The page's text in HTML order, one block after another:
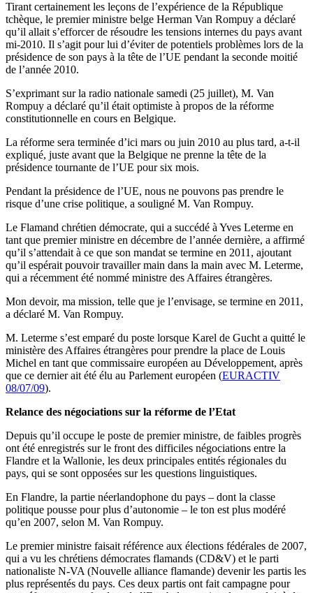
Tirant certainement les leçons de l’expérience de la République
tchèque, le premier ministre belge Herman Van Rompuy a déclaré
qu’il allait s’efforcer de résoudre les tensions internes du pays avant
mi-2010. Il s’agit pour lui d’éviter de potentiels problèmes lors de la
présidence de son pays à la tête de l’UE pendant la seconde moitié
de l’année 2010.
S’exprimant sur la radio nationale samedi (25 juillet), M. Van
Rompuy a déclaré qu’il était optimiste à propos de la réforme
constitutionnelle en cours en Belgique.
La réforme sera terminée d’ici mars ou juin 2010 au plus tard, a-t-il
expliqué, juste avant que la Belgique ne prenne la tête de la
présidence tournante de l’UE pour six mois.
Pendant la présidence de l’UE, nous ne pouvons pas prendre le
risque d’une crise politique, a souligné M. Van Rompuy.
Le Flamand chrétien démocrate, qui a succédé à Yves Leterme en
tant que premier ministre en décembre de l’année dernière, a affirmé
qu’il s’attendait à ce que son mandat se termine en 2011, ajoutant
qu’il espérait pouvoir travailler main dans la main avec M. Leterme,
qui a récemment été nommé ministre des Affaires étrangères.
Mon devoir, ma mission, telle que je l’envisage, se termine en 2011,
a déclaré M. Van Rompuy.
M. Leterme s’est emparé du poste lorsque Karel de Gucht a quitté le
ministère des Affaires étrangères pour prendre la place de Louis
Michel en tant que commissaire européen au Développement, après
que ce dernier ait été élu au Parlement européen (EURACTIV
08/07/09).
Relance des négociations sur la réforme de l’Etat
Depuis qu’il occupe le poste de premier ministre, de faibles progrès
ont été enregistrés sur le front des difficiles négociations entre la
Flandre et la Wallonie, les deux principales entités régionales du
pays, qui se sont opposées sur les questions linguistiques.
En Flandre, la partie néerlandophone du pays – dont la classe
politique pousse pour plus d’autonomie – le ton est plus modéré
qu’en 2007, selon M. Van Rompuy.
Le premier ministre faisait référence aux élections fédérales de 2007,
qui a vu les chrétiens démocrates flamands (CD&V) et le parti
nationaliste N-VA (Nouvelle alliance flamande) devenir les partis les
plus représentés du pays. Ces deux partis ont fait campagne pour